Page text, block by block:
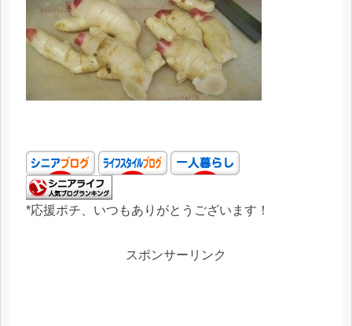
*応援ポチ、いつもありがとうございます！
スポンサーリンク